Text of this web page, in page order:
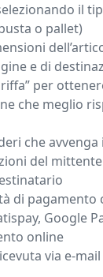
il
o pallet)
e di
per
che meglio
che
del mittente
di pagamento
Google
online
via e-